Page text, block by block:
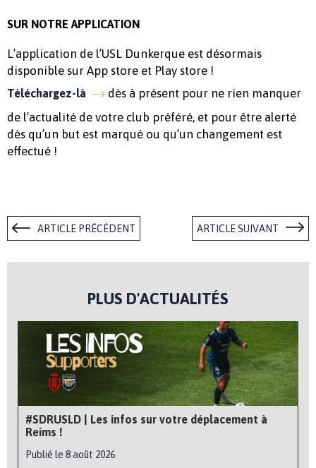
SUR NOTRE APPLICATION
L’application de l’USL Dunkerque est désormais
disponible sur App store et Play store !
Téléchargez-là
dès à présent pour ne rien manquer
de l’actualité de votre club préféré, et pour être alerté
dès qu’un but est marqué ou qu’un changement est
effectué !
ARTICLE PRÉCÉDENT ARTICLE SUIVANT
PLUS D'ACTUALITÉS
#SDRUSLD | Les infos sur votre déplacement à
Reims !
Publié le 8 août 2026